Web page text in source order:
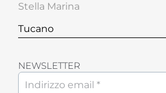
Stella Marina
Tucano
NEWSLETTER